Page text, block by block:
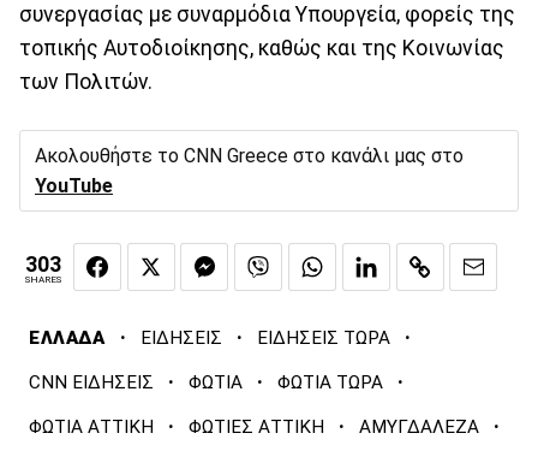
συνεργασίας με συναρμόδια Υπουργεία, φορείς της
τοπικής Αυτοδιοίκησης, καθώς και της Κοινωνίας
των Πολιτών.
Ακολουθήστε το CNN Greece στο κανάλι μας στο
YouTube
303
SHARES
ΕΛΛΑΔΑ · ΕΙΔΗΣΕΙΣ · ΕΙΔΗΣΕΙΣ ΤΩΡΑ ·
CNN ΕΙΔΗΣΕΙΣ · ΦΩΤΙΑ · ΦΩΤΙΑ ΤΩΡΑ ·
ΦΩΤΙΑ ΑΤΤΙΚΗ · ΦΩΤΙΕΣ ΑΤΤΙΚΗ · ΑΜΥΓΔΑΛΕΖΑ ·